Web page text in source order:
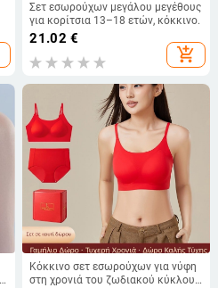
Σετ εσωρούχων μεγάλου μεγέθους
για κορίτσια 13–18 ετών, κόκκινο.
21.02 €
add_shopping_cart
Κόκκινο σετ εσωρούχων για νύφη
στη χρονιά του ζωδιακού κύκλου